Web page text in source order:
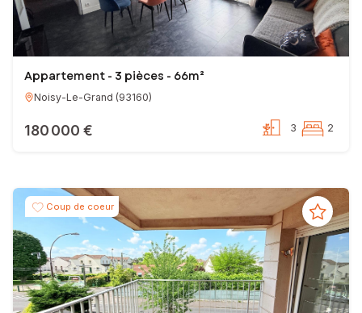
Appartement - 3 pièces - 66m²
Noisy-Le-Grand (93160)
180 000 € 3 2
Coup de coeur